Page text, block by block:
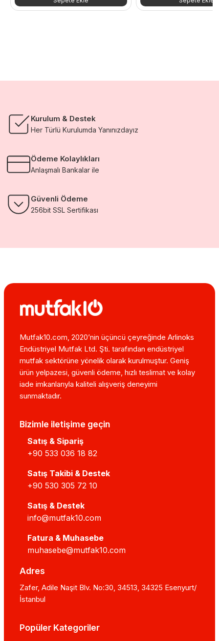
44.372,40 TL.fiyat:
167.972,40 TL. fiyat:
Kurulum & Destek
Her Türlü Kurulumda Yanınızdayız
Ödeme Kolaylıkları
Anlaşmalı Bankalar ile
Güvenli Ödeme
256bit SSL Sertifikası
Mutfak10.com, 2020’nin üçüncü çeyreğinde Arlinoks
Endüstriyel Mutfak Ltd. Şti. tarafından endüstriyel
mutfak sektörüne yönelik olarak kurulmuştur. Geniş
ürün yelpazesi, güvenli ödeme, hızlı teslimat ve kolay
iade imkanlarıyla kaliteli alışveriş deneyimi
sunmaktadır.
Bizimle iletişime geçin
Satış & Sipariş
+90 533 036 18 82
Satış Takibi & Destek
+90 530 305 72 10
Satış & Destek
info@mutfak10.com
Fatura & Muhasebe
muhasebe@mutfak10.com
Adres
Zafer, Adile Naşit Blv. No:30, 34513, 34325 Esenyurt/
İstanbul
Popüler Kategoriler